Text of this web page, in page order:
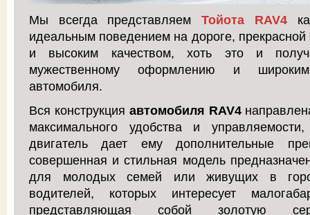
Мы всегда представляемТойота RAV4
идеальным поведением на дороге, прекрасной
и высоким качеством, хоть это и
мужественному оформлению и широким
автомобиля.
Вся конструкция автомобиля RAV4
максимального удобства и
двигатель дает ему дополнительные
совершенная и стильная модель
для молодых семей или живущих в
водителей, которых интересует
представляющая собой золотую